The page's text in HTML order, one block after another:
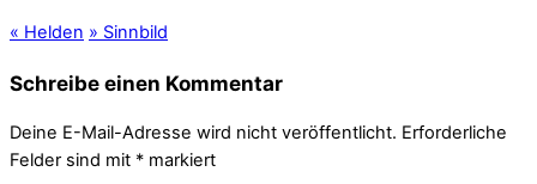
« Helden » Sinnbild
Schreibe einen Kommentar
Deine E-Mail-Adresse wird nicht veröffentlicht. Erforderliche
Felder sind mit * markiert